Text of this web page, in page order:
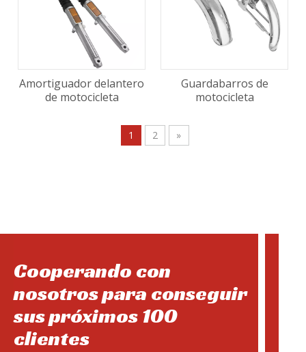
Amortiguador delantero
de motocicleta
Guardabarros de
motocicleta
1 2 »
Cooperando con
nosotros para conseguir
sus próximos 100
clientes